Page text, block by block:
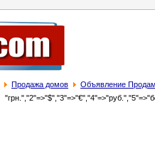
Продажа домов Объявление Продам